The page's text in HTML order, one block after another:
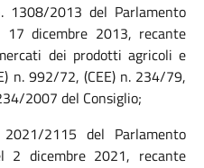
1308/2013 del Parlamento
dicembre 2013, recante
dei prodotti agricoli e
n. 992/72, (CEE) n. 234/79,
2007 del Consiglio;
2115 del Parlamento
2 dicembre 2021, recante